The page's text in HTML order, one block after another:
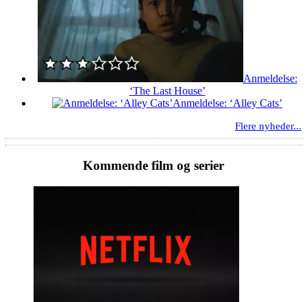
Anmeldelse:
‘The Last House’
Anmeldelse: ‘Alley Cats’
Flere nyheder...
Kommende film og serier